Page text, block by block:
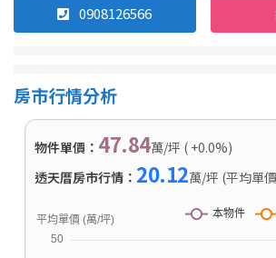
0908126566
房市行情分析
物件單價： 47.84萬/坪 ( +0.0%)
透天厝房市行情： 20.12萬/坪 (平均單